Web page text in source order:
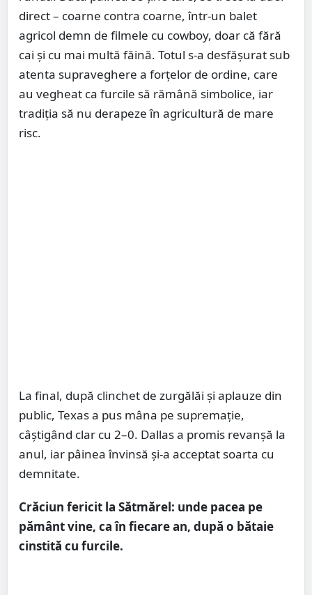
direct – coarne contra coarne, într-un balet
agricol demn de filmele cu cowboy, doar că fără
cai și cu mai multă făină. Totul s-a desfășurat sub
atenta supraveghere a forțelor de ordine, care
au vegheat ca furcile să rămână simbolice, iar
tradiția să nu derapeze în agricultură de mare
risc.
La final, după clinchet de zurgălăi și aplauze din
public, Texas a pus mâna pe supremație,
câștigând clar cu 2–0. Dallas a promis revanșă la
anul, iar pâinea învinsă și-a acceptat soarta cu
demnitate.
Crăciun fericit la Sătmărel: unde pacea pe
pământ vine, ca în fiecare an, după o bătaie
cinstită cu furcile.